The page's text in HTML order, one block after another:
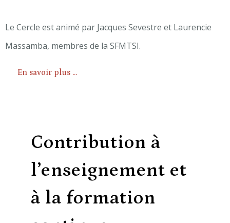
Le Cercle est animé par Jacques Sevestre et Laurencie
Massamba, membres de la SFMTSI.
En savoir plus ...
Contribution à
l’enseignement et
à la formation